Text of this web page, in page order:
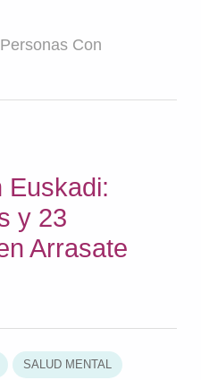
Con
Euskadi:
y 23
Arrasate
SALUD MENTAL